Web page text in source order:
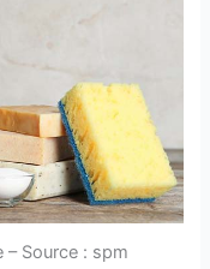
– Source : spm